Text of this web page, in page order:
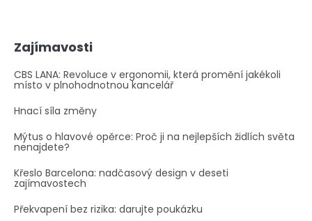
Zajímavosti
CBS LANA: Revoluce v ergonomii, která promění jakékoli
místo v plnohodnotnou kancelář
Hnací síla změny
Mýtus o hlavové opěrce: Proč ji na nejlepších židlích světa
nenajdete?
Křeslo Barcelona: nadčasový design v deseti
zajímavostech
Překvapení bez rizika: darujte poukázku